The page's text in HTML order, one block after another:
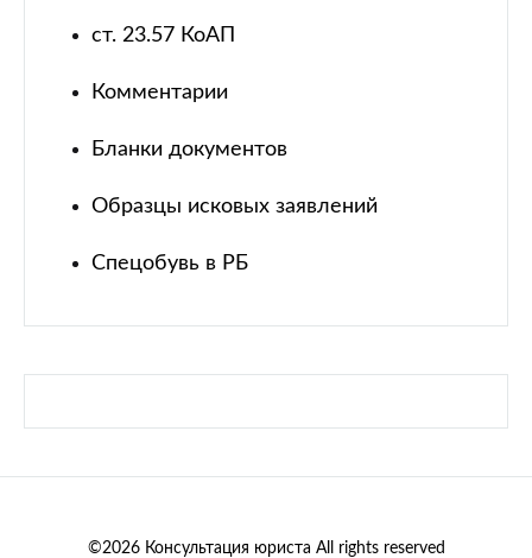
ст. 23.57 КоАП
Комментарии
Бланки документов
Образцы исковых заявлений
Спецобувь в РБ
©2026 Консультация юриста All rights reserved